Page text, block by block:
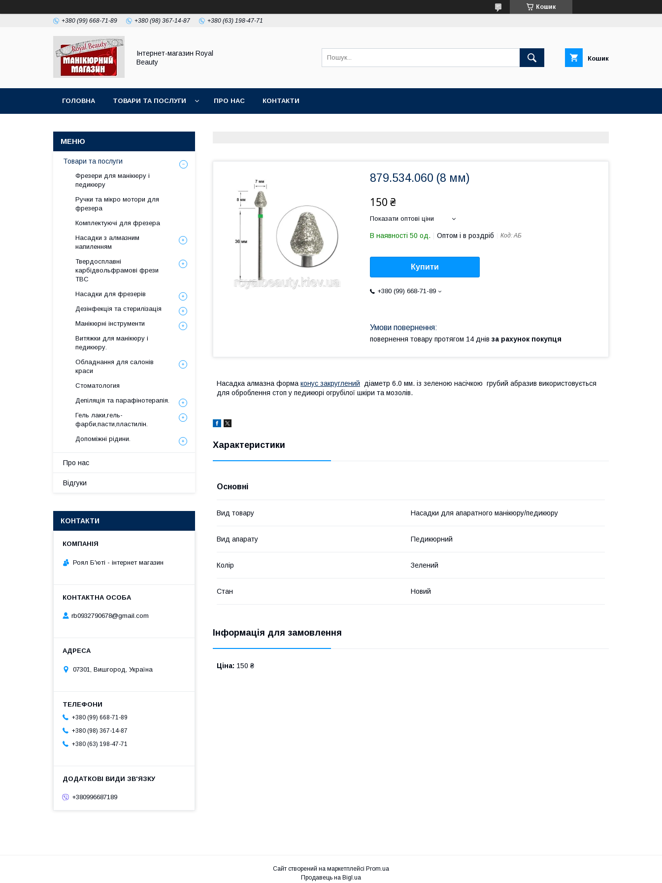
Кошик
+380 (99) 668-71-89 +380 (98) 367-14-87 +380 (63) 198-47-71
Інтернет-магазин Royal
Beauty
Кошик
ГОЛОВНА ТОВАРИ ТА ПОСЛУГИ ПРО НАС КОНТАКТИ
879.534.060 (8 мм)
150 ₴
Показати оптові ціни
В наявності 50 од. Оптом і в роздріб Код:АБ
Купити
+380 (99) 668-71-89
повернення товару протягом 14 днів за рахунок покупця
Насадка алмазна форма конус закруглений діаметр 6.0 мм. із зеленою насічкою грубий абразив використовується
для оброблення стоп у педикюрі огрубілої шкіри та мозолів.
Характеристики
Основні
Вид товару Насадки для апаратного манікюру/педикюру
Вид апарату Педикюрний
Колір Зелений
Стан Новий
Інформація для замовлення
Ціна: 150 ₴
Товари та послуги
Фрезери для манікюру і
педикюру
Ручки та мікро мотори для
фрезера
Комплектуючі для фрезера
Насадки з алмазним
напиленням
Твердосплавні
карбідвольфрамові фрези
ТВС
Насадки для фрезерів
Дезінфекція та стерилізація
Манікюрні інструменти
Витяжки для манікюру і
педикюру.
Обладнання для салонів
краси
Стоматология
Депіляція та парафінотерапія.
Гель лаки,гель-
фарби,пасти,пластилін.
Допоміжні рідини.
Про нас
Відгуки
КОНТАКТИ
Роял Б'юті - інтернет магазин
rb0932790678@gmail.com
07301, Вишгород, Україна
+380 (99) 668-71-89
+380 (98) 367-14-87
+380 (63) 198-47-71
+380996687189
Сайт створений на маркетплейсі Prom.ua
Продавець на Bigl.ua